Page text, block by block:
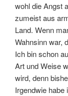
wohl die Angst
zumeist aus
Land. Wenn
Wahnsinn war,
Ich bin schon
Art und Weise
wird, denn
Irgendwie